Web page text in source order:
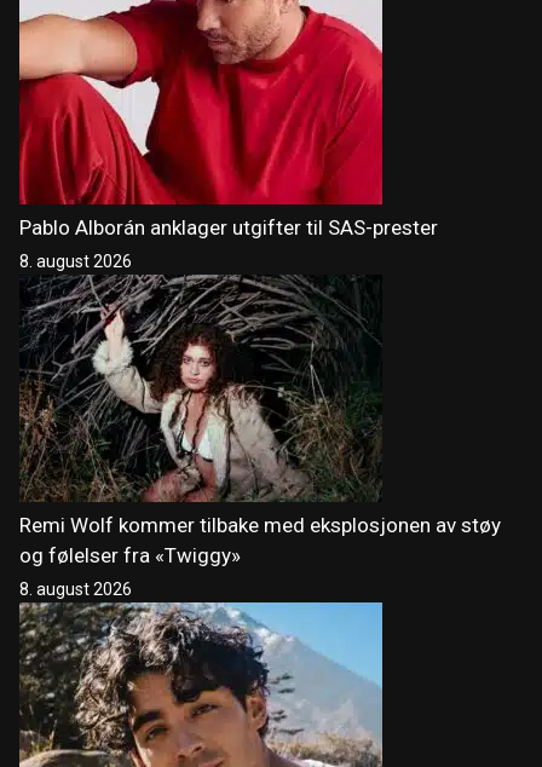
Pablo Alborán anklager utgifter til SAS-prester
8. august 2026
Remi Wolf kommer tilbake med eksplosjonen av støy
og følelser fra «Twiggy»
8. august 2026